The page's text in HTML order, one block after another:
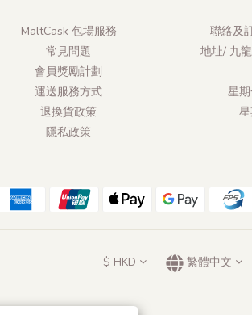
MaltCask 包場服務
常見問題
會員獎勵計劃
運送服務方式
退換貨政策
隱私政策
聯絡及
地址/ 九
星
$ HKD 繁體中文